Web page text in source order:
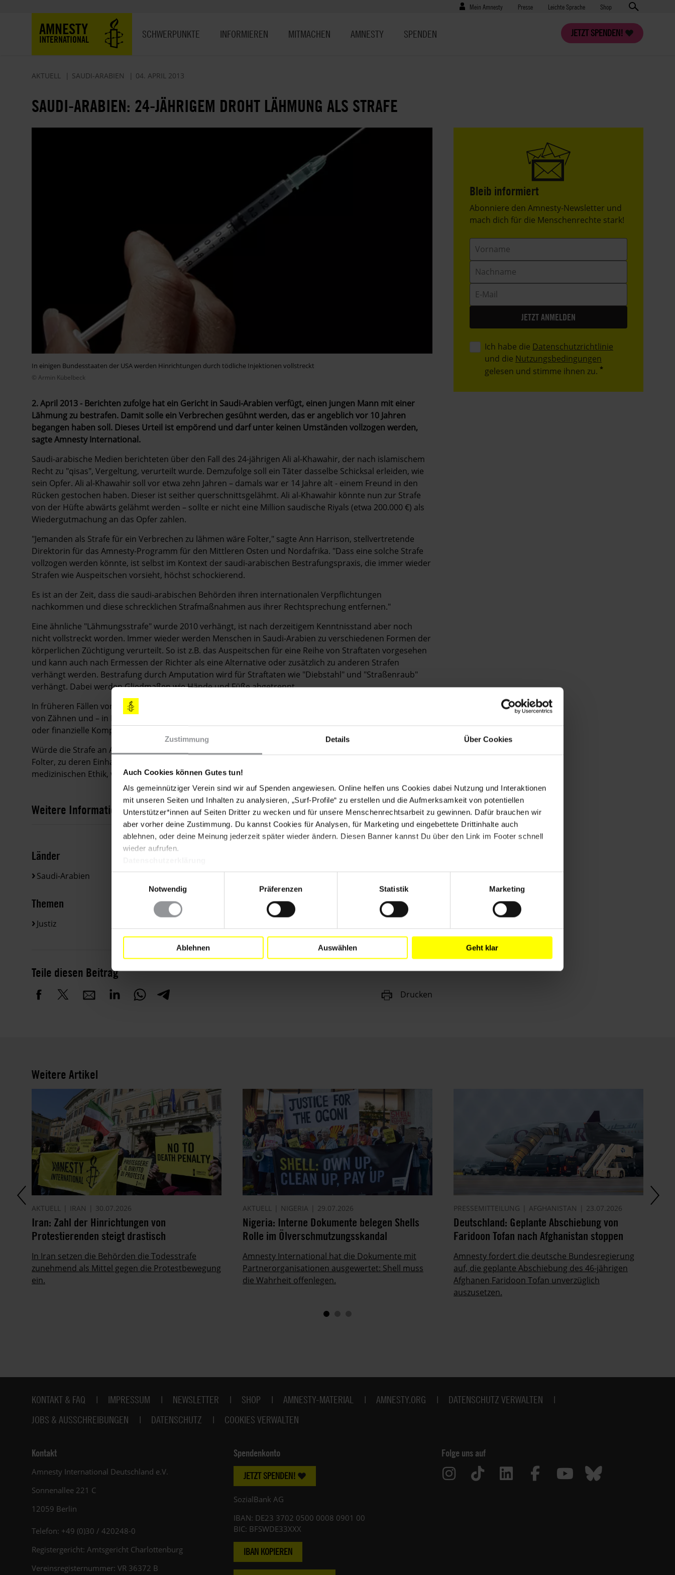
Zustimmung Details Über Cookies
Auch Cookies können Gutes tun!
Als gemeinnütziger Verein sind wir auf Spenden angewiesen. Online helfen uns Cookies dabei Nutzung und Interaktionen
mit unseren Seiten und Inhalten zu analysieren, „Surf-Profile“ zu erstellen und die Aufmerksamkeit von potentiellen
Unterstützer*innen auf Seiten Dritter zu wecken und für unsere Menschenrechtsarbeit zu gewinnen. Dafür brauchen wir
aber vorher deine Zustimmung. Du kannst Cookies für Analysen, für Marketing und eingebettete Drittinhalte auch
ablehnen, oder deine Meinung jederzeit später wieder ändern. Diesen Banner kannst Du über den Link im Footer schnell
wieder aufrufen.
Notwendig
Präferenzen Statistik Marketing
Ablehnen Auswählen Geht klar
Benutzermenü
Mein Amnesty Presse
Presse Leichte Sprache Shop
AMNESTY
INTERNATIONAL
JETZT SPENDEN!
SCHWERPUNKTE INFORMIEREN MITMACHEN AMNESTY SPENDEN
AKTUELL SAUDI-ARABIEN 04. APRIL 2013
SAUDI-ARABIEN: 24-JÄHRIGEM DROHT LÄHMUNG ALS STRAFE
In einigen Bundesstaaten der USA werden Hinrichtungen durch tödliche Injektionen vollstreckt
© Armin Kübelbeck
2. April 2013 - Berichten zufolge hat ein Gericht in Saudi-Arabien verfügt, einen jungen Mann mit einer
Lähmung zu bestrafen. Damit solle ein Verbrechen gesühnt werden, das er angeblich vor 10 Jahren
begangen haben soll. Dieses Urteil ist empörend und darf unter keinen Umständen vollzogen werden,
sagte Amnesty International.
Saudi-arabische Medien berichteten über den Fall des 24-jährigen Ali al-Khawahir, der nach islamischem
Recht zu "qisas", Vergeltung, verurteilt wurde. Demzufolge soll ein Täter dasselbe Schicksal erleiden, wie
sein Opfer. Ali al-Khawahir soll vor etwa zehn Jahren – damals war er 14 Jahre alt - einem Freund in den
Rücken gestochen haben. Dieser ist seither querschnittsgelähmt. Ali al-Khawahir könnte nun zur Strafe
von der Hüfte abwärts gelähmt werden – sollte er nicht eine Million saudische Riyals (etwa 200.000 €) als
Wiedergutmachung an das Opfer zahlen.
"Jemanden als Strafe für ein Verbrechen zu lähmen wäre Folter," sagte Ann Harrison, stellvertretende
Direktorin für das Amnesty-Programm für den Mittleren Osten und Nordafrika. "Dass eine solche Strafe
vollzogen werden könnte, ist selbst im Kontext der saudi-arabischen Bestrafungspraxis, die immer wieder
Strafen wie Auspeitschen vorsieht, höchst schockierend.
Es ist an der Zeit, dass die saudi-arabischen Behörden ihren internationalen Verpflichtungen
nachkommen und diese schrecklichen Strafmaßnahmen aus ihrer Rechtsprechung entfernen."
Eine ähnliche "Lähmungsstrafe" wurde 2010 verhängt, ist nach derzeitigem Kenntnisstand aber noch
nicht vollstreckt worden. Immer wieder werden Menschen in Saudi-Arabien zu verschiedenen Formen der
körperlichen Züchtigung verurteilt. So ist z.B. das Auspeitschen für eine Reihe von Straftaten vorgesehen
und kann auch nach Ermessen der Richter als eine Alternative oder zusätzlich zu anderen Strafen
verhängt werden. Bestrafung durch Amputation wird für Straftaten wie "Diebstahl" und "Straßenraub"
verhängt. Dabei werden Gliedmaßen wie Hände und Füße abgetrennt.
In früheren Fällen von Vergeltungsstrafen wurden unter anderem das Ausstechen von Augen, das Ziehen
von Zähnen und – in Fällen von Mord – die Todesstrafe verhängt. Die Opfer können den Vollzug der Strafe
oder finanzielle Kompensation fordern oder eine Begnadigung gewähren.
Würde die Strafe an Ali al-Khawahir vollzogen, wäre dies ein Verstoß gegen die UN-Konvention gegen
Folter, zu deren Einhaltung Saudi-Arabien als Vertragsstaat verpflichtet ist. Auch die Prinzipien der
medizinischen Ethik, wie durch die UNO Generalversammlung angenommen, würden verletzt werden.
Weitere Informationen
Länder
Saudi-Arabien
Themen
Justiz
Teile diesen Beitrag
Drucken
Bleib informiert
Header
Text
Abonniere den Amnesty-Newsletter und
mach dich für die Menschenrechte stark!
Vorname
Nachname
E-
Mail
Ich habe die Datenschutzrichtlinie
und die Nutzungsbedingungen
gelesen und stimme ihnen zu.
Weitere Artikel
AKTUELL IRAN 30.07.2026
Iran: Zahl der Hinrichtungen von
Protestierenden steigt drastisch
In Iran setzen die Behörden die Todesstrafe
zunehmend als Mittel gegen die Protestbewegung
ein.
AKTUELL NIGERIA 29.07.2026
Nigeria: Interne Dokumente belegen Shells
Rolle im Ölverschmutzungsskandal
Amnesty International hat die Dokumente mit
Partnerorganisationen ausgewertet: Shell muss
die Wahrheit offenlegen.
PRESSEMITTEILUNG AFGHANISTAN 23.07.2026
Deutschland: Geplante Abschiebung von
Faridoon Tofan nach Afghanistan stoppen
Amnesty fordert die deutsche Bundesregierung
auf, die geplante Abschiebung des 46-jährigen
Afghanen Faridoon Tofan unverzüglich
auszusetzen.
Fußbereich
KONTAKT & FAQ IMPRESSUM NEWSLETTER SHOP AMNESTY-MATERIAL AMNESTY.ORG
DATENSCHUTZ VERWALTEN
JOBS & AUSSCHREIBUNGEN
DATENSCHUTZ COOKIES VERWALTEN
Kontakt
Amnesty International Deutschland e.V.
Sonnenallee 221 C
12059 Berlin
Telefon: +49 (0)30 / 420248-0
Registergericht: Amtsgericht Charlottenburg
Vereinsregisternummer: VR 36372 B
Spendenkonto
JETZT SPENDEN!
SozialBank AG
IBAN: DE23 3702 0500 0008 0901 00
BIC: BFSWDE33XXX
IBAN KOPIEREN
Folge uns auf